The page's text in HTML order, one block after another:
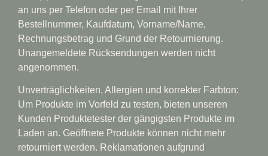
an uns per Telefon oder per Email mit Ihrer
Bestellnummer, Kaufdatum, Vorname/Name,
Rechnungsbetrag und Grund der Retournierung.
Unangemeldete Rücksendungen werden nicht
angenommen.
Unverträglichkeiten, Allergien und korrekter Farbton:
Um Produkte im Vorfeld zu testen, bieten unseren
Kunden Produktetester der gängigsten Produkte im
Laden an. Geöffnete Produkte können nicht mehr
retourniert werden. Reklamationen aufgrund